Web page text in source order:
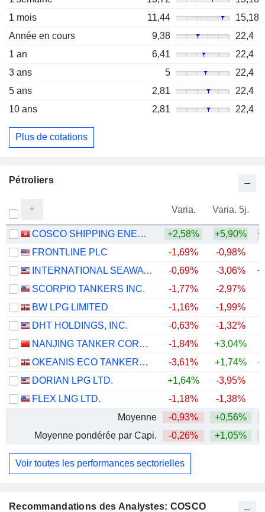
Recommandations des Analystes: COSCO
1 mois
11,44
15,18
Année en cours
9,38
22,4
1 an
6,41
22,4
3 ans
5
22,4
5 ans
2,81
22,4
10 ans
2,81 22,4
Plus de cotations
Pétroliers
Varia. Varia. 5j.
COSCO SHIPPING ENERGY TRANSPORTATION CO., LTD. +2,58% +5,90%
FRONTLINE PLC
-1,69% -0,98%
INTERNATIONAL SEAWAYS, INC.
-0,69% -3,06%
SCORPIO TANKERS INC.
-1,77% -2,97%
BW LPG LIMITED
-1,16% -1,99%
DHT HOLDINGS, INC.
-0,63% -1,32%
NANJING TANKER CORPORATION
-1,84% +3,04%
OKEANIS ECO TANKERS CORP.
-3,61% +1,74%
DORIAN LPG LTD.
+1,64% -3,95%
FLEX LNG LTD.
-1,18% -1,38%
Moyenne
-0,93% +0,56%
Moyenne pondérée par Capi.
-0,26% +1,05%
Voir toutes les performances sectorielles